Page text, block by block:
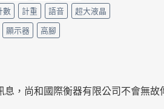
數 計重 語音
超大液晶
顯示器 高腳
尚和國際衡器有限公司不會無故傳